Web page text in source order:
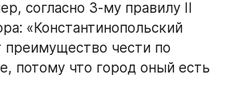
согласно 3-му правилу II
«Константинопольский
преимущество чести по
потому что город оный есть